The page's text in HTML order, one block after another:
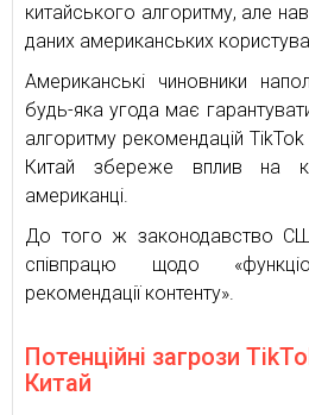
китайського алгоритму, але
даних американських
Американські чиновники
будь-яка угода має
алгоритму рекомендацій
Китай збереже вплив на
американці.
До того ж законодавство
співпрацю щодо
рекомендації контенту».
Потенційні загрози
Китай